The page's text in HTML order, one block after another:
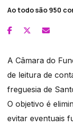
Ao todo são 950
A Câmara do
de leitura de
freguesia de
O objetivo é
evitar eventuais